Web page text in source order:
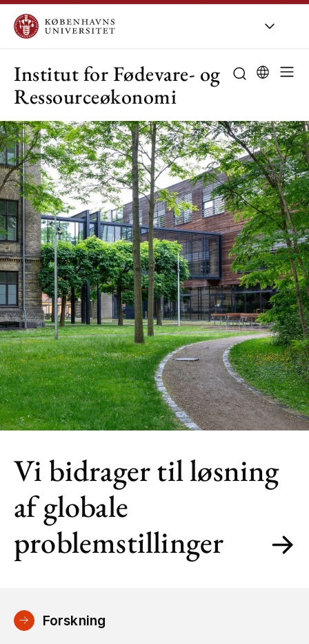
Institut for Fødevare- og
Ressourceøkonomi
Vi bidrager til løsning
af globale
problemstillinger
Forskning
Om KU